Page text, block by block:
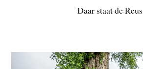
Daar staat de Reus